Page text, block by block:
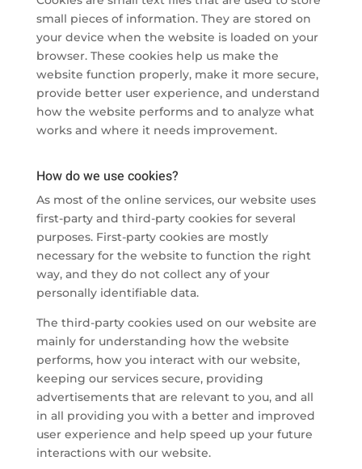
small pieces of information. They are stored on
your device when the website is loaded on your
browser. These cookies help us make the
website function properly, make it more secure,
provide better user experience, and understand
how the website performs and to analyze what
works and where it needs improvement.
How do we use cookies?
As most of the online services, our website uses
first-party and third-party cookies for several
purposes. First-party cookies are mostly
necessary for the website to function the right
way, and they do not collect any of your
personally identifiable data.
The third-party cookies used on our website are
mainly for understanding how the website
performs, how you interact with our website,
keeping our services secure, providing
advertisements that are relevant to you, and all
in all providing you with a better and improved
user experience and help speed up your future
interactions with our website.